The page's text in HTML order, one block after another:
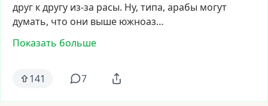
друг кдругу из-за расы. Ну, типа, арабы могут
думать, что они выше южноаз…
Показать больше
141 7